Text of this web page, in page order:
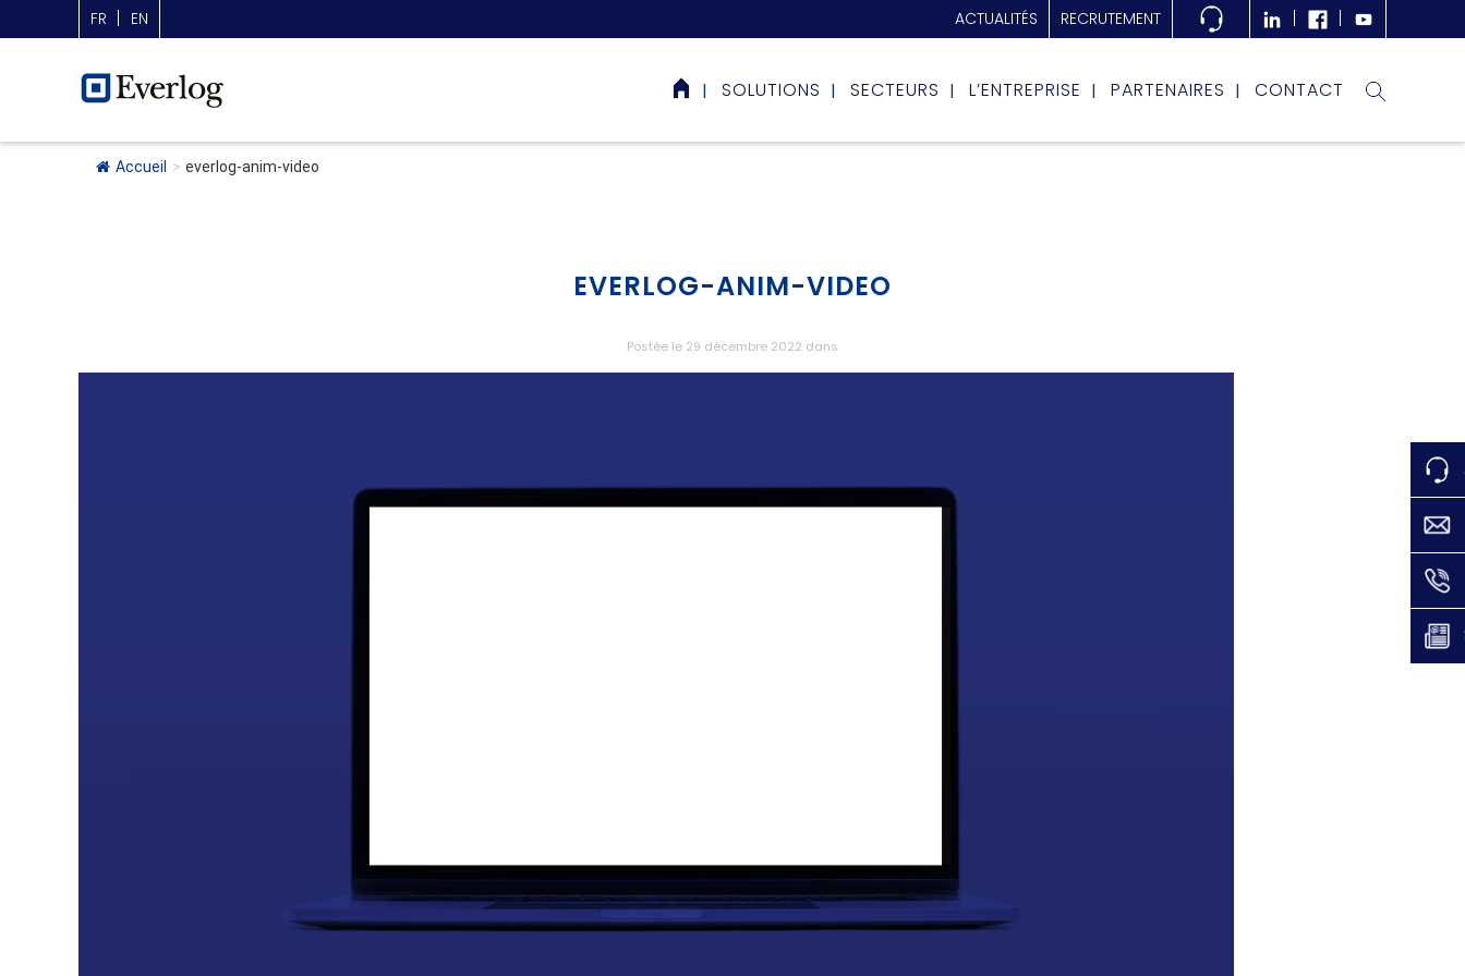
FR EN ACTUALITÉS RECRUTEMENT
SOLUTIONS SECTEURS L’ENTREPRISE PARTENAIRES CONTACT
Accueil > everlog-anim-video
EVERLOG-ANIM-VIDEO
Postée le 29 décembre 2022 dans